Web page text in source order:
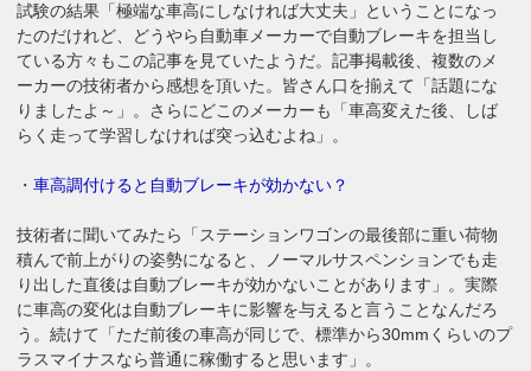
試験の結果「極端な車高にしなければ大丈夫」ということになっ
たのだけれど、どうやら自動車メーカーで自動ブレーキを担当し
ている方々もこの記事を見ていたようだ。記事掲載後、複数のメ
ーカーの技術者から感想を頂いた。皆さん口を揃えて「話題にな
りましたよ～」。さらにどこのメーカーも「車高変えた後、しば
らく走って学習しなければ突っ込むよね」。
・車高調付けると自動ブレーキが効かない？
技術者に聞いてみたら「ステーションワゴンの最後部に重い荷物
積んで前上がりの姿勢になると、ノーマルサスペンションでも走
り出した直後は自動ブレーキが効かないことがあります」。実際
に車高の変化は自動ブレーキに影響を与えると言うことなんだろ
う。続けて「ただ前後の車高が同じで、標準から30mmくらいのプ
ラスマイナスなら普通に稼働すると思います」。